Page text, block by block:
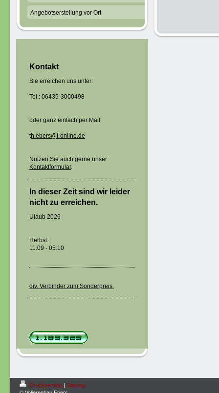
Angebotserstellung vor Ort
Kontakt
Sie erreichen uns unter:
Tel.: 06435-3000498
oder ganz einfach per Mail
th.ebers@t-online.de
Nutzen Sie auch gerne unser
Kontaktformular.
In dieser Zeit sind wir leider
nicht zu erreichen.
Ulaub 2026
Herbst:
11.09 - 05.10
div. Verbinder zum Sonderpreis.
Druckversion | Sitemap